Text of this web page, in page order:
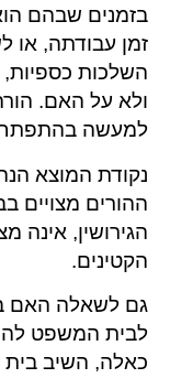
בזמנים שבהם
זמן עבודתה, או
השלכות
ולא על האם.
למעשה
נקודת המוצא
ההורים מצויים
הגירושין, אינה
הקטינים.
גם לשאלה האם
לבית המשפט
כאלה, השיב